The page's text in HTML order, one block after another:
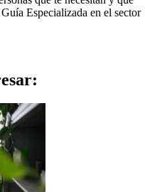
Especializada en el sector